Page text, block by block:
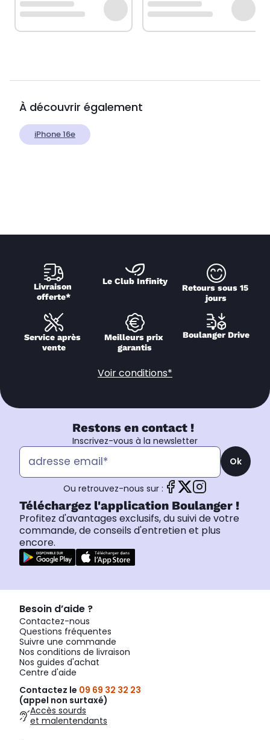
À découvrir également
iPhone 16e
Livraison
offerte*
Le Club Infinity
Retours sous 15
jours
Service après
vente
Meilleurs prix
garantis
Boulanger Drive
Voir conditions*
Restons en contact !
Inscrivez-vous à la newsletter
Ok
Ou retrouvez-nous sur :
Téléchargez l'application Boulanger !
Profitez d'avantages exclusifs, du suivi de votre
commande, de conseils d'entretien et plus
encore.
Besoin d’aide ?
Contactez-nous
Questions fréquentes
Suivre une commande
Nos conditions de livraison
Nos guides d'achat
Centre d'aide
Contactez le 09 69 32 32 23
(appel non surtaxé)
Accès sourds
et malentendants